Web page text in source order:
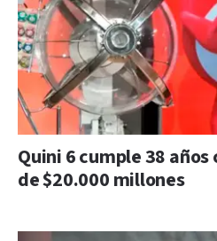
Quini 6 cumple 38 años
de $20.000 millones